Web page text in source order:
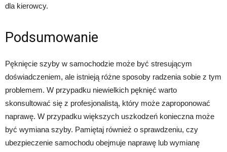
dla kierowcy.
Podsumowanie
Pęknięcie szyby w samochodzie może być stresującym
doświadczeniem, ale istnieją różne sposoby radzenia sobie z tym
problemem. W przypadku niewielkich pęknięć warto
skonsultować się z profesjonalistą, który może zaproponować
naprawę. W przypadku większych uszkodzeń konieczna może
być wymiana szyby. Pamiętaj również o sprawdzeniu, czy
ubezpieczenie samochodu obejmuje naprawę lub wymianę